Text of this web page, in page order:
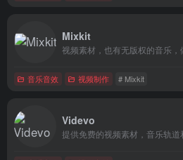
Mixkit
音乐音效 视频制作 # Mixkit
Videvo
提供免费的视频素材，音乐轨道